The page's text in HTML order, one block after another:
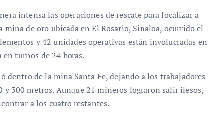
intensa las operaciones de rescate para localizar a
de oro ubicada en El Rosario, Sinaloa, ocurrido el
y 42 unidades operativas están involucradas en
en turnos de 24 horas.
dentro de la mina Santa Fe, dejando a los trabajadores
300 metros. Aunque 21 mineros lograron salir ilesos,
a los cuatro restantes.